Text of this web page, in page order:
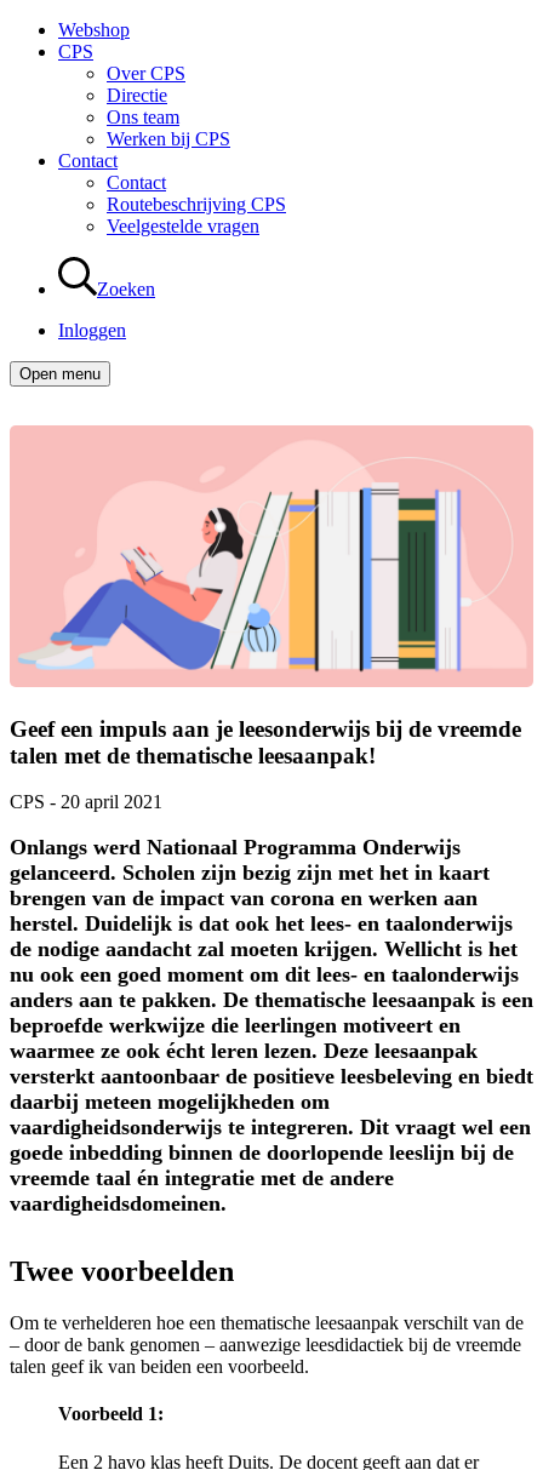
Webshop
CPS
Over CPS
Directie
Ons team
Werken bij CPS
Contact
Contact
Routebeschrijving CPS
Veelgestelde vragen
Zoeken
Inloggen
Open menu
Geef een impuls aan je leesonderwijs bij de vreemde
talen met de thematische leesaanpak!
CPS - 20 april 2021
Onlangs werd Nationaal Programma Onderwijs
gelanceerd. Scholen zijn bezig zijn met het in kaart
brengen van de impact van corona en werken aan
herstel. Duidelijk is dat ook het lees- en taalonderwijs
de nodige aandacht zal moeten krijgen. Wellicht is het
nu ook een goed moment om dit lees- en taalonderwijs
anders aan te pakken. De thematische leesaanpak is een
beproefde werkwijze die leerlingen motiveert en
waarmee ze ook écht leren lezen. Deze leesaanpak
versterkt aantoonbaar de positieve leesbeleving en biedt
daarbij meteen mogelijkheden om
vaardigheidsonderwijs te integreren. Dit vraagt wel een
goede inbedding binnen de doorlopende leeslijn bij de
vreemde taal én integratie met de andere
vaardigheidsdomeinen.
Twee voorbeelden
Om te verhelderen hoe een thematische leesaanpak verschilt van de
– door de bank genomen – aanwezige leesdidactiek bij de vreemde
talen geef ik van beiden een voorbeeld.
Voorbeeld 1:
Een 2 havo klas heeft Duits. De docent geeft aan dat er